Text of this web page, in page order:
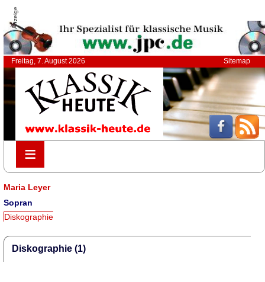
Anzeige
Freitag, 7. August 2026 Sitemap
≡
≡
Maria Leyer
Sopran
Diskographie
Diskographie (1)